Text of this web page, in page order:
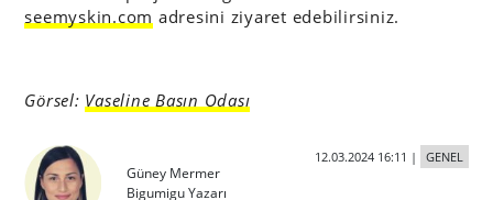
seemyskin.com adresini ziyaret edebilirsiniz.
Görsel: Vaseline Basın Odası
Güney Mermer
Bigumigu Yazarı
12.03.2024 16:11 | GENEL